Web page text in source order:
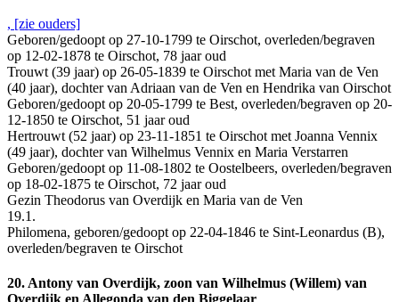
, [zie ouders]
Geboren/gedoopt op 27-10-1799 te Oirschot, overleden/begraven
op 12-02-1878 te Oirschot, 78 jaar oud
Trouwt (39 jaar) op 26-05-1839 te Oirschot met Maria van de Ven
(40 jaar), dochter van Adriaan van de Ven en Hendrika van Oirschot
Geboren/gedoopt op 20-05-1799 te Best, overleden/begraven op 20-
12-1850 te Oirschot, 51 jaar oud
Hertrouwt (52 jaar) op 23-11-1851 te Oirschot met Joanna Vennix
(49 jaar), dochter van Wilhelmus Vennix en Maria Verstarren
Geboren/gedoopt op 11-08-1802 te Oostelbeers, overleden/begraven
op 18-02-1875 te Oirschot, 72 jaar oud
Gezin Theodorus van Overdijk en Maria van de Ven
19.1.
Philomena, geboren/gedoopt op 22-04-1846 te Sint-Leonardus (B),
overleden/begraven te Oirschot
20. Antony van Overdijk, zoon van Wilhelmus (Willem) van